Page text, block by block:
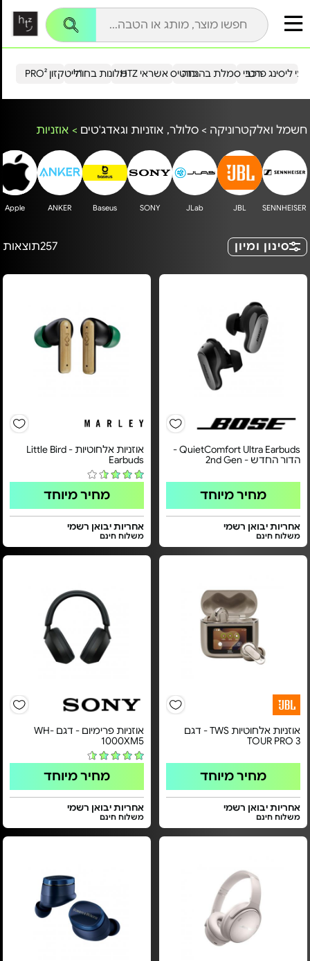
הייטקזון PRO²מלונות בחו"ל כרטיס אשראי HTZ ליסינג פרטירכבי סמלת בהנחה
חשמל ואלקטרוניקה > סלולר, אוזניות וגאדג'טים > אוזניות
SENNHEISER
JBL
JLab
SONY
Baseus
ANKER
Apple
סינון ומיון 257תוצאות
QuietComfort Ultra Earbuds -
הדור החדש - 2nd Gen
מחיר מיוחד
אחריות יבואן רשמי
משלוח חינם
אוזניות אלחוטיות - Little Bird
Earbuds
מחיר מיוחד
אחריות יבואן רשמי
משלוח חינם
אוזניות אלחוטיות TWS - דגם
TOUR PRO 3
מחיר מיוחד
אחריות יבואן רשמי
משלוח חינם
אוזניות פרימיום - דגם WH-
1000XM5
מחיר מיוחד
אחריות יבואן רשמי
משלוח חינם